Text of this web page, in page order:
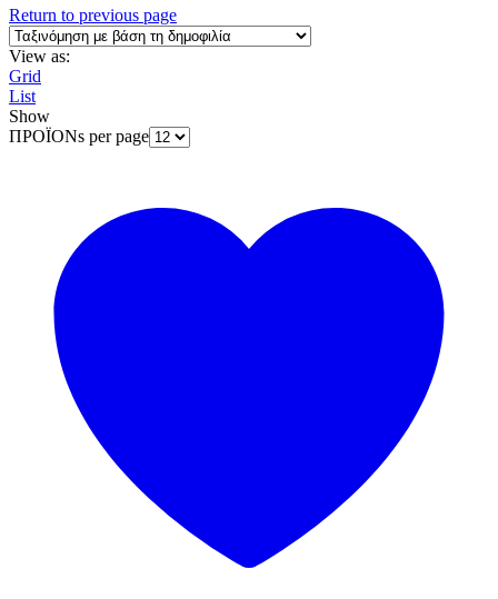
Return to previous page
View as:
Grid
List
Show
ΠΡΟΪΟΝs per page